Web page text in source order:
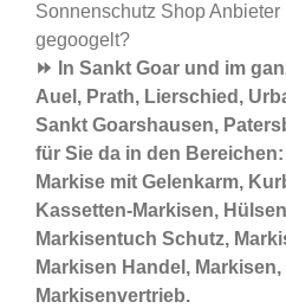
Sonnenschutz Shop Anbieter
gegoogelt?
⏩ In Sankt Goar und im
Auel, Prath, Lierschied,
Sankt Goarshausen,
für Sie da in den
Markise mit Gelenkarm,
Kassetten-Markisen,
Markisentuch Schutz,
Markisen Handel,
Markisenvertrieb.